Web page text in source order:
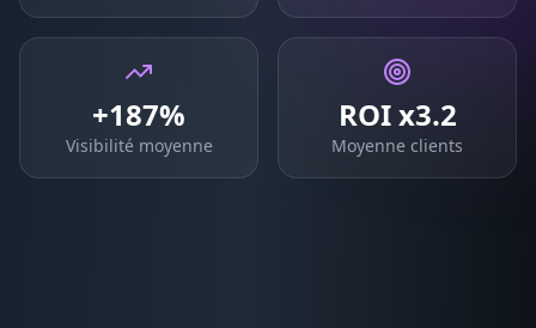
+187%
Visibilité moyenne
ROI x3.2
Moyenne clients